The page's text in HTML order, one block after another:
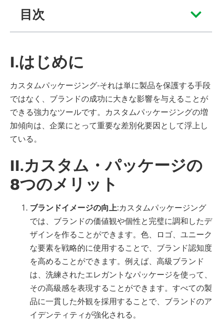
目次
I.はじめに
カスタムパッケージング-それは単に製品を保護する手段
ではなく、ブランドの成功に大きな影響を与えることが
できる強力なツールです。カスタムパッケージングの増
加傾向は、企業にとって重要な差別化要因として浮上し
ている。
II.カスタム・パッケージの
8つのメリット
ブランドイメージの向上:カスタムパッケージング
では、ブランドの価値観や個性と完璧に調和したデ
ザインを作ることができます。色、ロゴ、ユニーク
な要素を戦略的に使用することで、ブランド認知度
を高めることができます。例えば、高級ブランド
は、洗練されたエレガントなパッケージを使って、
その高級感を表現することができます。すべての製
品に一貫した外観を採用することで、ブランドのア
イデンティティが強化される。